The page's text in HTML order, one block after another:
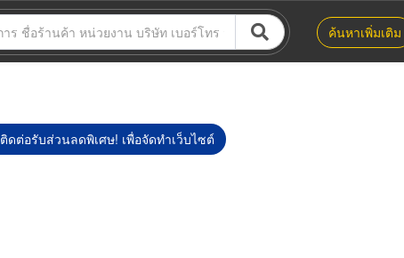
ค้นหาเพิ่มเติม
ดต่อรับส่วนลดพิเศษ! เพื่อจัดทำเว็บไซต์